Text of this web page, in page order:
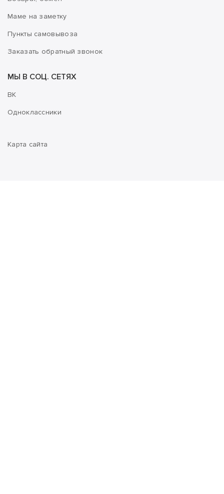
Маме на заметку
Пункты самовывоза
Заказать обратный звонок
МЫ В СОЦ. СЕТЯХ
ВК
Одноклассники
Карта сайта